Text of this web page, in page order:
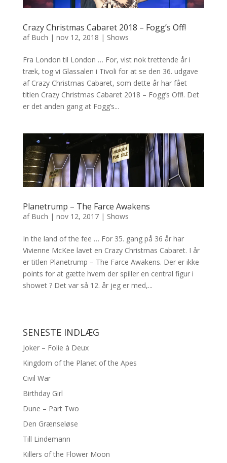
Crazy Christmas Cabaret 2018 – Fogg’s Off!
af Buch | nov 12, 2018 | Shows
Fra London til London … For, vist nok trettende år i
træk, tog vi Glassalen i Tivoli for at se den 36. udgave
af Crazy Christmas Cabaret, som dette år har fået
titlen Crazy Christmas Cabaret 2018 – Fogg’s Off!. Det
er det anden gang at Fogg’s...
Planetrump – The Farce Awakens
af Buch | nov 12, 2017| Shows
In the land of the fee … For 35. gang på 36 år har
Vivienne McKee lavet en Crazy Christmas Cabaret. I år
er titlen Planetrump – The Farce Awakens. Der er ikke
points for at gætte hvem der spiller en central figur i
showet ? Det var så 12. år jeg er med,...
SENESTE INDLÆG
Joker – Folie à Deux
Kingdom of the Planet of the Apes
Civil War
Birthday Girl
Dune – Part Two
Den Grænseløse
Till Lindemann
Killers of the Flower Moon